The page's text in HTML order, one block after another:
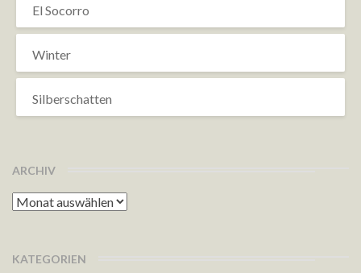
El Socorro
Winter
Silberschatten
ARCHIV
Archiv
KATEGORIEN